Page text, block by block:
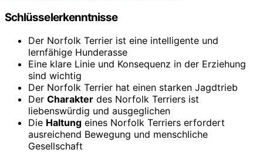
Schlüsselerkenntnisse
Der Norfolk Terrier ist eine intelligente und
lernfähige Hunderasse
Eine klare Linie und Konsequenz in der Erziehung
sind wichtig
Der Norfolk Terrier hat einen starken Jagdtrieb
Der Charakter des Norfolk Terriers ist
liebenswürdig und ausgeglichen
Die Haltung eines Norfolk Terriers erfordert
ausreichend Bewegung und menschliche
Gesellschaft